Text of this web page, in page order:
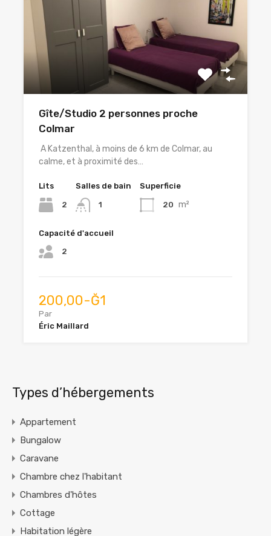
Gîte/Studio 2 personnes proche
Colmar
A Katzenthal, à moins de 6 km de Colmar, au
calme, et à proximité des…
Lits
2
Salles de bain
1
Superficie
20 m²
Capacité d'accueil
2
200,00-Ğ1
Par
Éric Maillard
Types d’hébergements
Appartement
Bungalow
Caravane
Chambre chez l'habitant
Chambres d'hôtes
Cottage
Habitation légère